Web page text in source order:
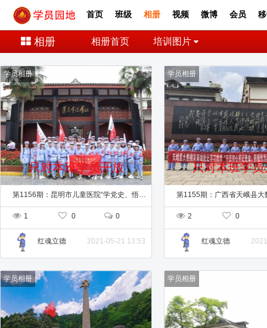
首页 班级 相册 视频 微博 会员
相册 相册首页 培训图片
只对本班学员开放
学员相册
第1156期：昆明市儿童医院“学党史、悟思想 ”党史教育现场教学班（第二期）
1 0 0
红魂立德 2021-05-21 13:53
只对本班学员
学员相册
2 0
红魂立德
学员相册 学员相册